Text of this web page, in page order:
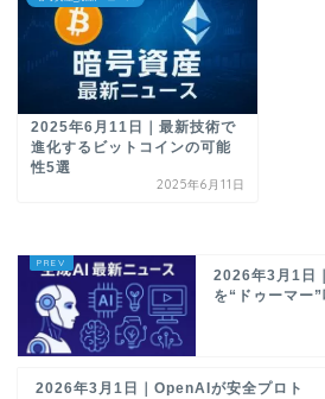
2025年6月11日｜最新技術で
進化するビットコインの可能
性5選
2025年6月11日
2026年3月1日
を“ドゥーマー”
2026年3月1日｜OpenAIが安全プロト